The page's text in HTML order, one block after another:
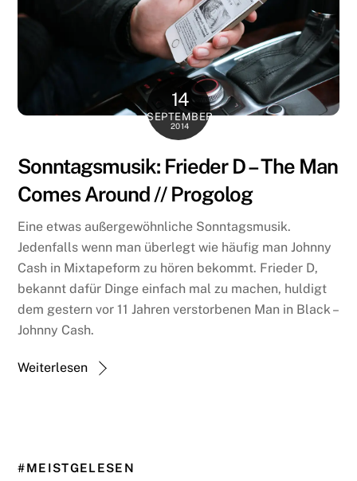
14
SEPTEMBER
2014
Sonntagsmusik: Frieder D – The Man
Comes Around // Progolog
Eine etwas außergewöhnliche Sonntagsmusik.
Jedenfalls wenn man überlegt wie häufig man Johnny
Cash in Mixtapeform zu hören bekommt. Frieder D,
bekannt dafür Dinge einfach mal zu machen, huldigt
dem gestern vor 11 Jahren verstorbenen Man in Black –
Johnny Cash.
Weiterlesen
#MEISTGELESEN